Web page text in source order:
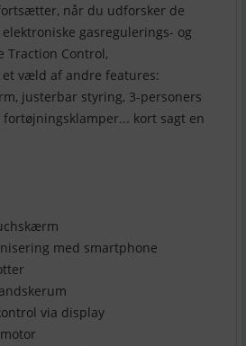
når du udforsker de
gasregulerings- og
Traction Control,
væld af andre features:
justerbar styring, 3-personers
kort sagt en
med smartphone
via display